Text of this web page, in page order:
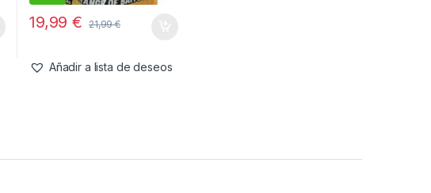
19,99€ 21,99€
Añadir a lista de deseos